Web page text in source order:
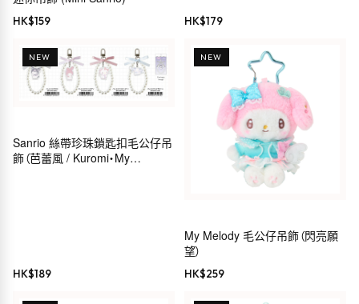
HK$159 HK$179
NEW
Sanrio 絲帶珍珠鎖匙扣毛公仔吊
飾（芭蕾風 / Kuromi・My
HK$189
NEW
My Melody 毛公仔吊飾（閃亮願
望）
HK$259